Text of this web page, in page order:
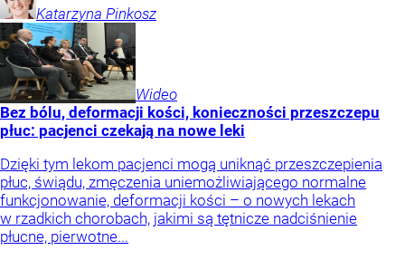
Katarzyna Pinkosz
Wideo
Bez bólu, deformacji kości, konieczności przeszczepu
płuc: pacjenci czekają na nowe leki
Dzięki tym lekom pacjenci mogą uniknąć przeszczepienia
płuc, świądu, zmęczenia uniemożliwiającego normalne
funkcjonowanie, deformacji kości – o nowych lekach
w rzadkich chorobach, jakimi są tętnicze nadciśnienie
płucne, pierwotne...